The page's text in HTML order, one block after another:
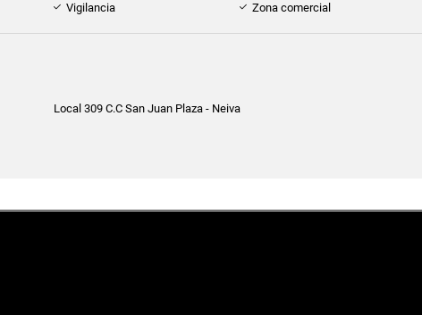
Vigilancia
Zona comercial
Local 309 C.C San Juan Plaza - Neiva